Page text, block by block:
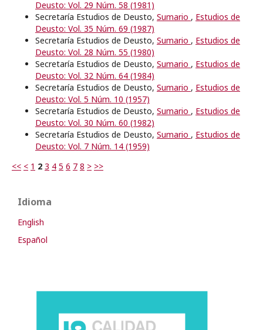
Deusto: Vol. 29 Núm. 58 (1981)
Secretaría Estudios de Deusto, Sumario , Estudios de
Deusto: Vol. 35 Núm. 69 (1987)
Secretaría Estudios de Deusto, Sumario , Estudios de
Deusto: Vol. 28 Núm. 55 (1980)
Secretaría Estudios de Deusto, Sumario , Estudios de
Deusto: Vol. 32 Núm. 64 (1984)
Secretaría Estudios de Deusto, Sumario , Estudios de
Deusto: Vol. 5 Núm. 10 (1957)
Secretaría Estudios de Deusto, Sumario , Estudios de
Deusto: Vol. 30 Núm. 60 (1982)
Secretaría Estudios de Deusto, Sumario , Estudios de
Deusto: Vol. 7 Núm. 14 (1959)
<< < 1 2 3 4 5 6 7 8 > >>
Idioma
English
Español